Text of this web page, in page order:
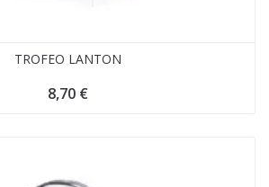
TROFEO LANTON
8,70 €